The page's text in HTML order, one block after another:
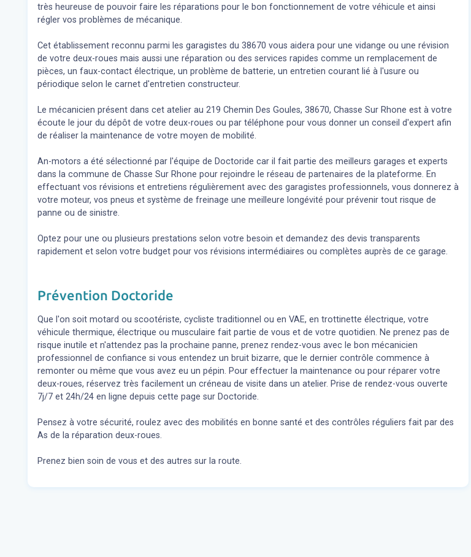
très heureuse de pouvoir faire les réparations pour le bon fonctionnement de votre véhicule et ainsi
régler vos problèmes de mécanique.
Cet établissement reconnu parmi les garagistes du 38670 vous aidera pour une vidange ou une révision
de votre deux-roues mais aussi une réparation ou des services rapides comme un remplacement de
pièces, un faux-contact électrique, un problème de batterie, un entretien courant lié à l'usure ou
périodique selon le carnet d'entretien constructeur.
Le mécanicien présent dans cet atelier au 219 Chemin Des Goules, 38670, Chasse Sur Rhone est à votre
écoute le jour du dépôt de votre deux-roues ou par téléphone pour vous donner un conseil d'expert afin
de réaliser la maintenance de votre moyen de mobilité.
An-motors a été sélectionné par l'équipe de Doctoride car il fait partie des meilleurs garages et experts
dans la commune de Chasse Sur Rhone pour rejoindre le réseau de partenaires de la plateforme. En
effectuant vos révisions et entretiens régulièrement avec des garagistes professionnels, vous donnerez à
votre moteur, vos pneus et système de freinage une meilleure longévité pour prévenir tout risque de
panne ou de sinistre.
Optez pour une ou plusieurs prestations selon votre besoin et demandez des devis transparents
rapidement et selon votre budget pour vos révisions intermédiaires ou complètes auprès de ce garage.
Prévention Doctoride
Que l'on soit motard ou scootériste, cycliste traditionnel ou en VAE, en trottinette électrique, votre
véhicule thermique, électrique ou musculaire fait partie de vous et de votre quotidien. Ne prenez pas de
risque inutile et n'attendez pas la prochaine panne, prenez rendez-vous avec le bon mécanicien
professionnel de confiance si vous entendez un bruit bizarre, que le dernier contrôle commence à
remonter ou même que vous avez eu un pépin. Pour effectuer la maintenance ou pour réparer votre
deux-roues, réservez très facilement un créneau de visite dans un atelier. Prise de rendez-vous ouverte
7j/7 et 24h/24 en ligne depuis cette page sur Doctoride.
Pensez à votre sécurité, roulez avec des mobilités en bonne santé et des contrôles réguliers fait par des
As de la réparation deux-roues.
Prenez bien soin de vous et des autres sur la route.